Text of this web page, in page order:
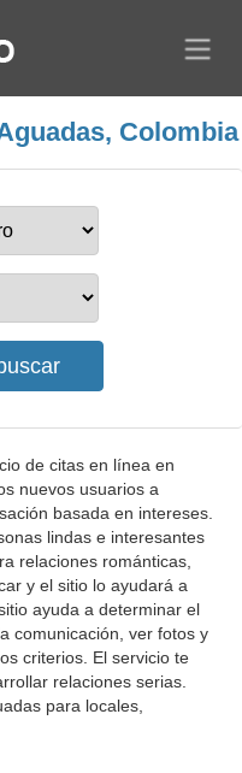
Colombia
de citas en línea en
nuevos usuarios a
basada en intereses.
lindas e interesantes
relaciones románticas,
y el sitio lo ayudará a
ayuda a determinar el
comunicación, ver fotos y
criterios. El servicio te
relaciones serias.
para locales,